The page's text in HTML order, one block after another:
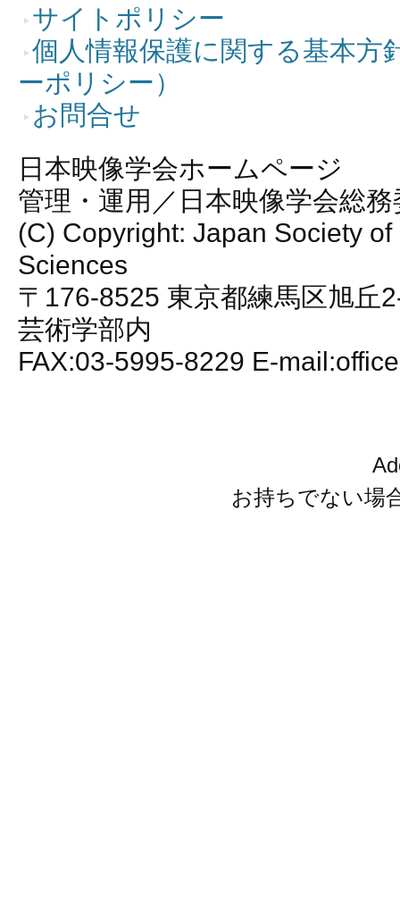
サイトポリシー
個人情報保護に関する基本方
ーポリシー）
お問合せ
日本映像学会ホームページ
管理・運用／日本映像学会総
(C) Copyright: Japan Society of
Sciences
〒176-8525 東京都練馬区旭丘
芸術学部内
FAX:03-5995-8229 E-
お持ちでない場